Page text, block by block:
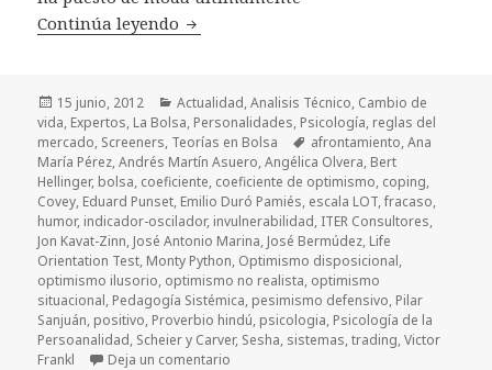
Continúa leyendo Coeficientes (2): Coeficiente de
Publicado
el
15 junio, 2012 Categorías
Actualidad,Analisis Técnico, Cambio de
vida, Expertos, La Bolsa, Personalidades, Psicología, reglas del
mercado, Screeners, Teorías en Bolsa Etiquetas
afrontamiento,Ana
María Pérez,Andrés Martín Asuero,Angélica Olvera, Bert
Hellinger, bolsa, coeficiente, coeficiente de optimismo, coping,
Covey, Eduard Punset, Emilio Duró Pamiés, escala LOT,fracaso,
humor, indicador-oscilador, invulnerabilidad, ITER Consultores,
Jon Kavat-Zinn, José Antonio Marina, José Bermúdez, Life
Orientation Test, Monty Python, Optimismo disposicional,
optimismo ilusorio, optimismo no realista, optimismo
situacional, Pedagogía Sistémica, pesimismo defensivo, Pilar
Sanjuán, positivo, Proverbio hindú, psicologia, Psicología de la
Persoanalidad, Scheier y Carver, Sesha, sistemas,trading,Victor
Frankl
Deja un comentario